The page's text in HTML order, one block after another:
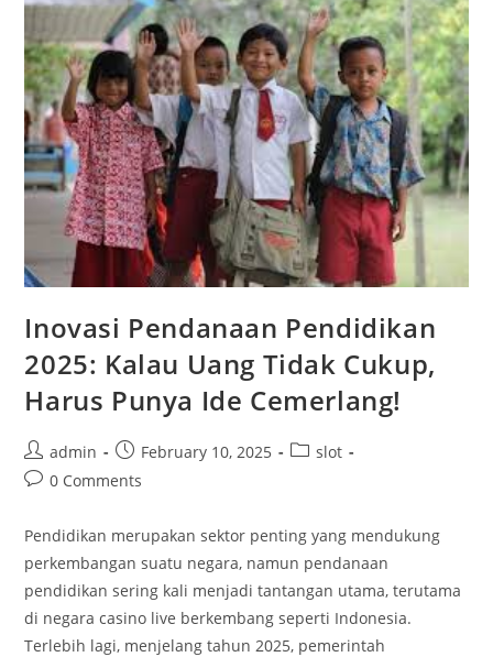
Jarang
Yang
Sukses?
Inovasi Pendanaan Pendidikan
2025: Kalau Uang Tidak Cukup,
Harus Punya Ide Cemerlang!
Post
author:
admin
Post
published:
February 10, 2025
Postslot
Post0 Comments
Pendidikan merupakan sektor penting yang mendukung
perkembangan suatu negara, namun pendanaan
pendidikan sering kali menjadi tantangan utama, terutama
di negara casino live berkembang seperti Indonesia.
Terlebih lagi, menjelang tahun 2025, pemerintah